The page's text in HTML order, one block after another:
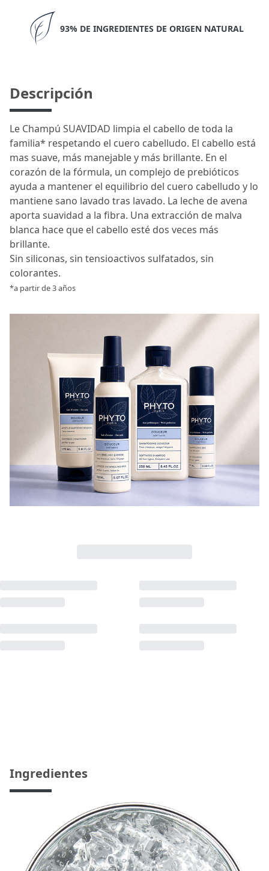
93% DE INGREDIENTES DE ORIGEN NATURAL
Descripción
Le Champú SUAVIDAD limpia el cabello de toda la
familia* respetando el cuero cabelludo. El cabello está
mas suave, más manejable y más brillante. En el
corazón de la fórmula, un complejo de prebióticos
ayuda a mantener el equilibrio del cuero cabelludo y lo
mantiene sano lavado tras lavado. La leche de avena
aporta suavidad a la fibra. Una extracción de malva
blanca hace que el cabello esté dos veces más
brillante.
Sin siliconas, sin tensioactivos sulfatados, sin
colorantes.
*a partir de 3 años
Ingredientes